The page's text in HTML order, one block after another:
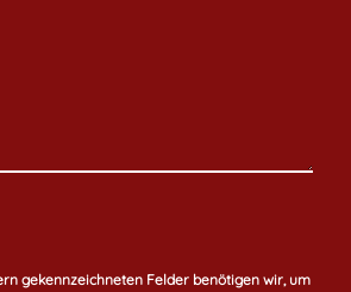
gekennzeichneten Felder benötigen wir, um